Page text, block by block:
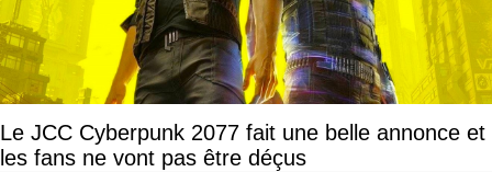
Le JCC Cyberpunk 2077 fait une belle annonce et
les fans ne vont pas être déçus